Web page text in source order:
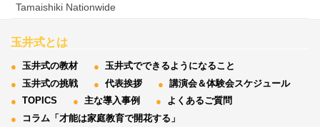
Tamaishiki Nationwide
玉井式とは
玉井式の教材
玉井式でできるようになること
玉井式の挑戦
代表挨拶
講演会＆体験会スケジュール
TOPICS
主な導入事例
よくあるご質問
コラム「才能は家庭教育で開花する」